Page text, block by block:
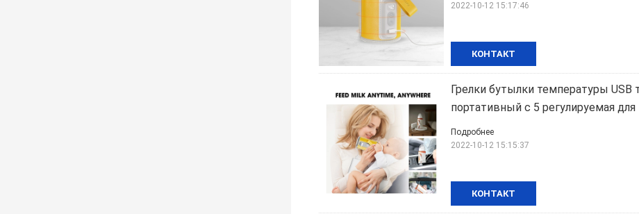
КОНТАКТ
2022-10-12 15:17:46
Грелки бутылки температуры
портативный c 5 регулируемая
КОНТАКТ
Подробнее
2022-10-12 15:15:37